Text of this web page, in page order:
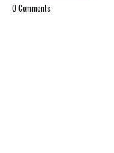
0 Comments